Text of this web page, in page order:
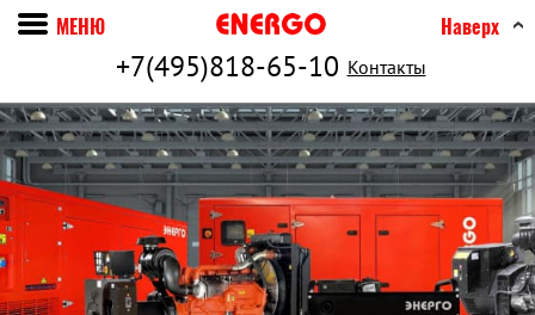
+7(495)818-65-10 Контакты
МЕНЮ Наверх